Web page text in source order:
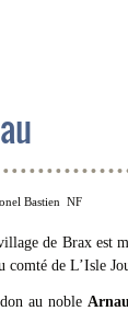
Bastien NF
de Brax est
comté de L’Isle
au noble